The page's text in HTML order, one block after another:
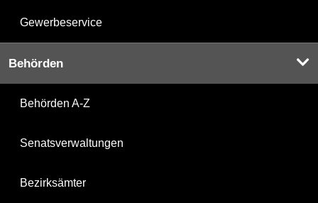
Gewerbeservice
Behörden
Behörden A-Z
Senatsverwaltungen
Bezirksämter